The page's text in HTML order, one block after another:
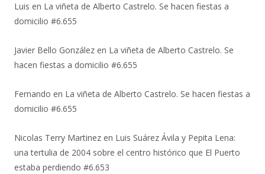
Luis en La viñeta de Alberto Castrelo. Se hacen fiestas a
domicilio #6.655
Javier Bello González en La viñeta de Alberto Castrelo. Se
hacen fiestas a domicilio #6.655
Fernando en La viñeta de Alberto Castrelo. Se hacen fiestas a
domicilio #6.655
Nicolas Terry Martinez en Luis Suárez Ávila y Pepita Lena:
una tertulia de 2004 sobre el centro histórico que El Puerto
estaba perdiendo #6.653